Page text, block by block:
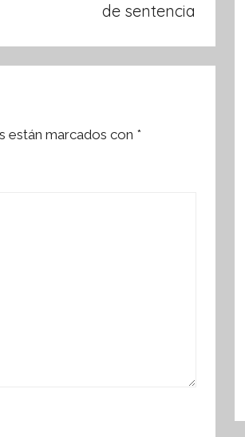
de sentencia
están marcados con *